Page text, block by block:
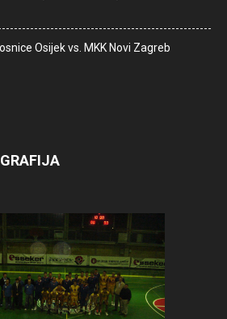
Osijek vs. MKK Novi Zagreb